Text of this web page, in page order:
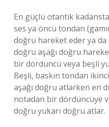
En güçlü otantik
ses ya öncü tondan
doğru hareket eder ya
doğru aşağı doğru
bir dördüncü veya beşli
Beşli, baskın tondan
aşağı doğru atlarken en
notadan bir dördüncüye
doğru yukarı doğru atlar.